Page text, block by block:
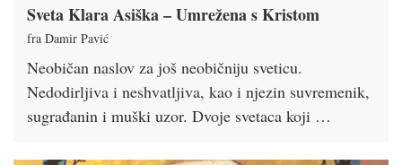
Sveta Klara Asiška – Umrežena s Kristom
fra Damir Pavić
Neobičan naslov za još neobičniju sveticu.
Nedodirljiva i neshvatljiva, kao i njezin suvremenik,
sugrađanin i muški uzor. Dvoje svetaca koji …